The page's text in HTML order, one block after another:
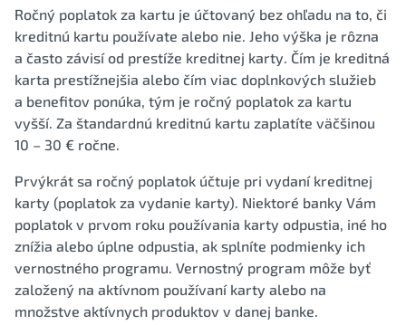
Ročný poplatok za kartu je účtovaný bez ohľadu na to, či
kreditnú kartu používate alebo nie. Jeho výška je rôzna
a často závisí od prestíže kreditnej karty. Čím je kreditná
karta prestížnejšia alebo čím viac doplnkových služieb
a benefitov ponúka, tým je ročný poplatok za kartu
vyšší. Za štandardnú kreditnú kartu zaplatíte väčšinou
10 – 30 € ročne.
Prvýkrát sa ročný poplatok účtuje pri vydaní kreditnej
karty (poplatok za vydanie karty). Niektoré banky Vám
poplatok v prvom roku používania karty odpustia, iné ho
znížia alebo úplne odpustia, ak splníte podmienky ich
vernostného programu. Vernostný program môže byť
založený na aktívnom používaní karty alebo na
množstve aktívnych produktov v danej banke.